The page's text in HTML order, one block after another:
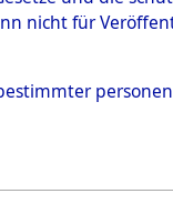
nicht für